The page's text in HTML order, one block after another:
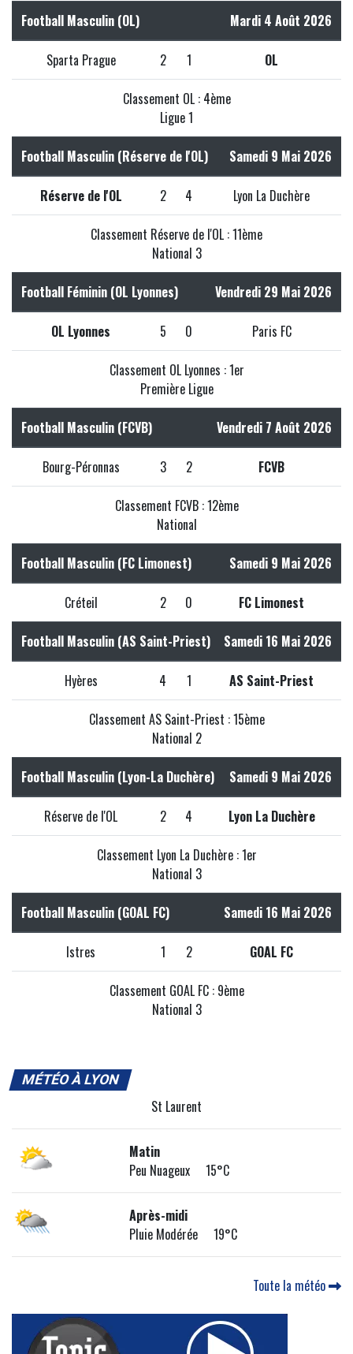
Football Masculin (OL) Mardi 4 Août 2026
Sparta Prague 2 1 OL
Classement OL : 4ème
Ligue 1
Football Masculin (Réserve de l'OL) Samedi 9 Mai 2026
Réserve de l'OL 2 4 Lyon La Duchère
Classement Réserve de l'OL : 11ème
National 3
Football Féminin (OL Lyonnes) Vendredi 29 Mai 2026
OL Lyonnes 5 0 Paris FC
Classement OL Lyonnes : 1er
Première Ligue
Football Masculin (FCVB) Vendredi 7 Août 2026
Bourg-Péronnas 3 2 FCVB
Classement FCVB : 12ème
National
Football Masculin (FC Limonest) Samedi 9 Mai 2026
Créteil 2 0 FC Limonest
Football Masculin (AS Saint-Priest) Samedi 16 Mai 2026
Hyères 4 1 AS Saint-Priest
Classement AS Saint-Priest : 15ème
National 2
Football Masculin (Lyon-La Duchère) Samedi 9 Mai 2026
Réserve de l'OL 2 4 Lyon La Duchère
Classement Lyon La Duchère : 1er
National 3
Football Masculin (GOAL FC) Samedi 16 Mai 2026
Istres 1 2 GOAL FC
Classement GOAL FC : 9ème
National 3
MÉTÉO À LYON
St Laurent
Matin
Peu Nuageux 15°C
Après-midi
Pluie Modérée 19°C
Toute la météo